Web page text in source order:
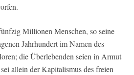
Millionen Menschen, so seine
Jahrhundert im Namen des
die Überlebenden seien in Armut
allein der Kapitalismus des freien